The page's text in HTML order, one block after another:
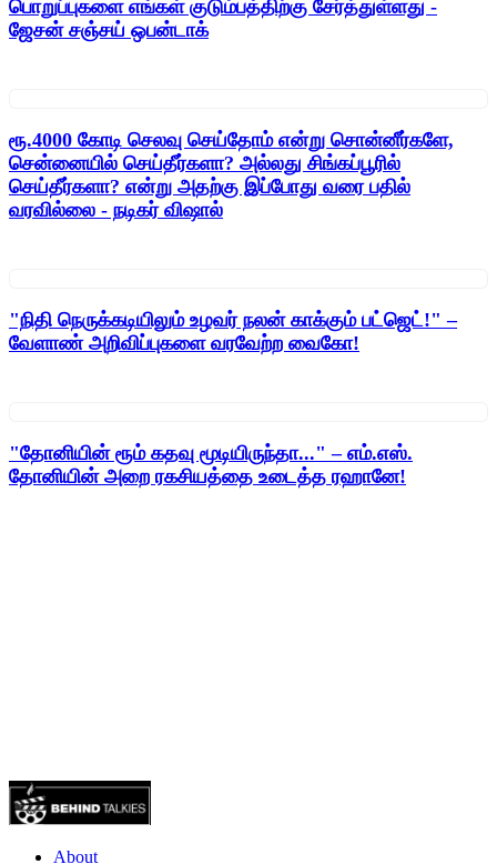
பொறுப்புகளை எங்கள் குடும்பத்திற்கு சேர்த்துள்ளது -
ஜேசன் சஞ்சய் ஒபன்டாக்
ரூ.4000 கோடி செலவு செய்தோம் என்று சொன்னீர்களே,
சென்னையில் செய்தீர்களா? அல்லது சிங்கப்பூரில்
செய்தீர்களா? என்று அதற்கு இப்போது வரை பதில்
வரவில்லை - நடிகர் விஷால்
"நிதி நெருக்கடியிலும் உழவர் நலன் காக்கும் பட்ஜெட்!" –
வேளாண் அறிவிப்புகளை வரவேற்ற வைகோ!
"தோனியின் ரூம் கதவு மூடியிருந்தா..." – எம்.எஸ்.
தோனியின் அறை ரகசியத்தை உடைத்த ரஹானே!
About